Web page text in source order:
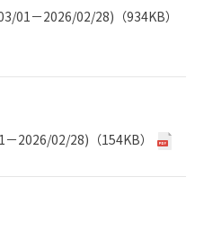
01－2026/02/28)（934KB）
2026/02/28)（154KB）